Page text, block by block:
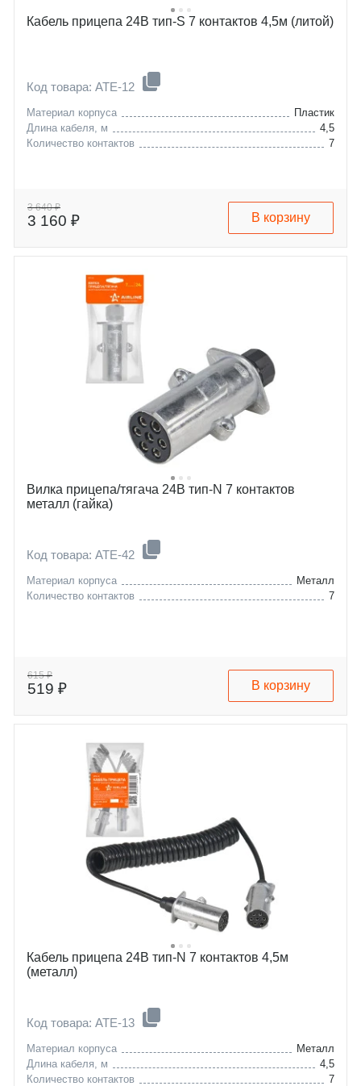
Кабель прицепа 24В тип-S 7 контактов 4,5м (литой)
Код товара: ATE-12
Материал корпуса
Пластик
Длина кабеля, м
4,5
Количество контактов
7
3 640 ₽
3 160 ₽ В корзину
Вилка прицепа/тягача 24В тип-N 7 контактов
металл (гайка)
Код товара: ATE-42
Материал корпуса
Металл
Количество контактов
7
615 ₽
519 ₽ В корзину
Кабель прицепа 24В тип-N 7 контактов 4,5м
(металл)
Код товара: ATE-13
Материал корпуса
Металл
Длина кабеля, м
4,5
Количество контактов
7